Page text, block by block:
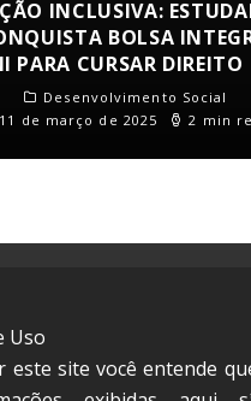
INCLUSIVA:
BOLSA
PARA CURSAR DIREITO
Desenvolvimento Social
11 de março de 2025
2 min
Uso
este site você entende